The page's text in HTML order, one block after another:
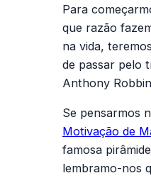
Para
que razão
na vida,
de passar pelo
Anthony
Se pensarmos
Motivação de
famosa
lembramo-nos